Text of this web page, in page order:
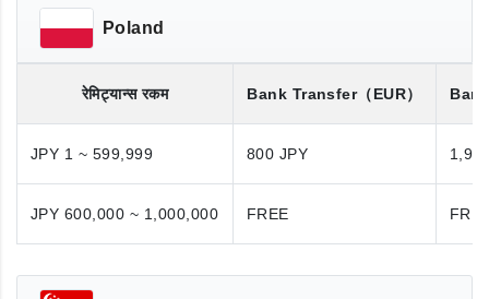
Poland
रेमिट्यान्स रकम Bank Transfer（EUR）
JPY 1 ~ 599,999 800 JPY
JPY 600,000 ~ 1,000,000 FREE